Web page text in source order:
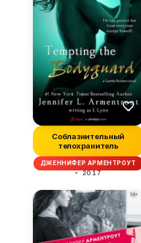
Соблазнительный
телохранитель
ДЖЕННИФЕР АРМЕНТРОУТ
2017